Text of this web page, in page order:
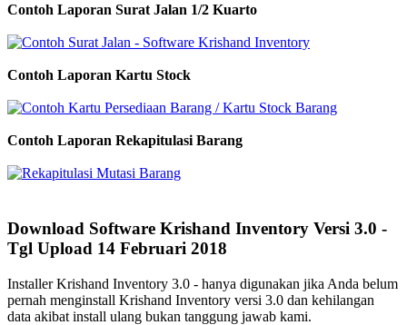
Contoh Laporan Surat Jalan 1/2 Kuarto
Contoh Laporan Kartu Stock
Contoh Laporan Rekapitulasi Barang
Download Software Krishand Inventory Versi 3.0 -
Tgl Upload 14 Februari 2018
Installer Krishand Inventory 3.0 - hanya digunakan jika Anda belum
pernah menginstall Krishand Inventory versi 3.0 dan kehilangan
data akibat install ulang bukan tanggung jawab kami.